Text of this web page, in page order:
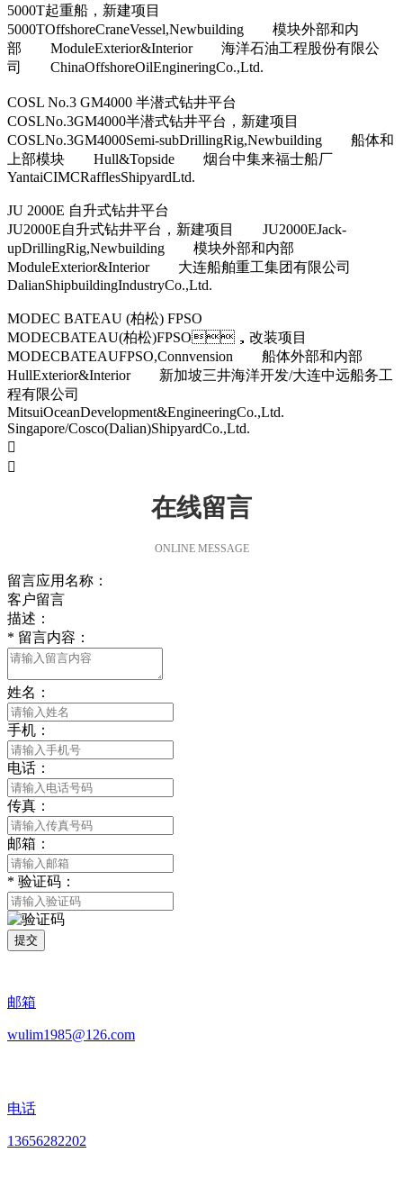
5000T起重船，新建项目
5000TOffshoreCraneVessel,Newbuilding 模块外部和内
部 ModuleExterior&Interior 海洋石油工程股份有限公
司 ChinaOffshoreOilEngineringCo.,Ltd.
COSL No.3 GM4000 半潜式钻井平台
COSLNo.3GM4000半潜式钻井平台，新建项目
COSLNo.3GM4000Semi-subDrillingRig,Newbuilding 船体和
上部模块 Hull&Topside 烟台中集来福士船厂
YantaiCIMCRafflesShipyardLtd.
JU 2000E 自升式钻井平台
JU2000E自升式钻井平台，新建项目 JU2000EJack-
upDrillingRig,Newbuilding 模块外部和内部
ModuleExterior&Interior 大连船舶重工集团有限公司
DalianShipbuildingIndustryCo.,Ltd.
MODEC BATEAU (柏松) FPSO
MODECBATEAU(柏松)FPSO，改装项目
MODECBATEAUFPSO,Connvension 船体外部和内部
HullExterior&Interior 新加坡三井海洋开发/大连中远船务工
程有限公司
MitsuiOceanDevelopment&EngineeringCo.,Ltd.
Singapore/Cosco(Dalian)ShipyardCo.,Ltd.


在线留言
ONLINE MESSAGE
留言应用名称：
客户留言
描述：
* 留言内容：
姓名：
手机：
电话：
传真：
邮箱：
* 验证码：
提交
邮箱
wulim1985@126.com
电话
13656282202